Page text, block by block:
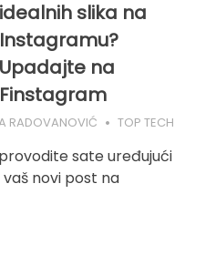
idealnih slika na
Instagramu?
Upadajte na
Finstagram
RADOVANOVIĆ TOP TECH
sate uređujući
novi post na